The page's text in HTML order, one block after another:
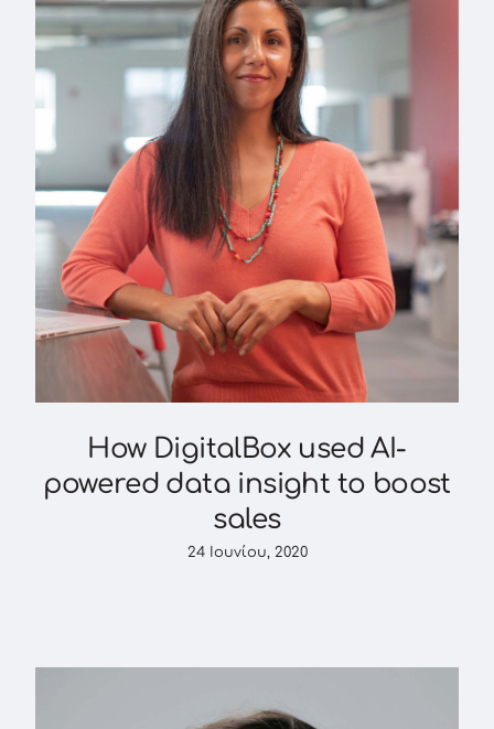
How DigitalBox used AI-
powered data insight to boost
sales
24 Ιουνίου, 2020